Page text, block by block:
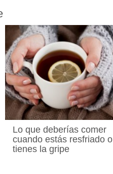
Lo que deberías comer
cuando estás resfriado o
tienes la gripe